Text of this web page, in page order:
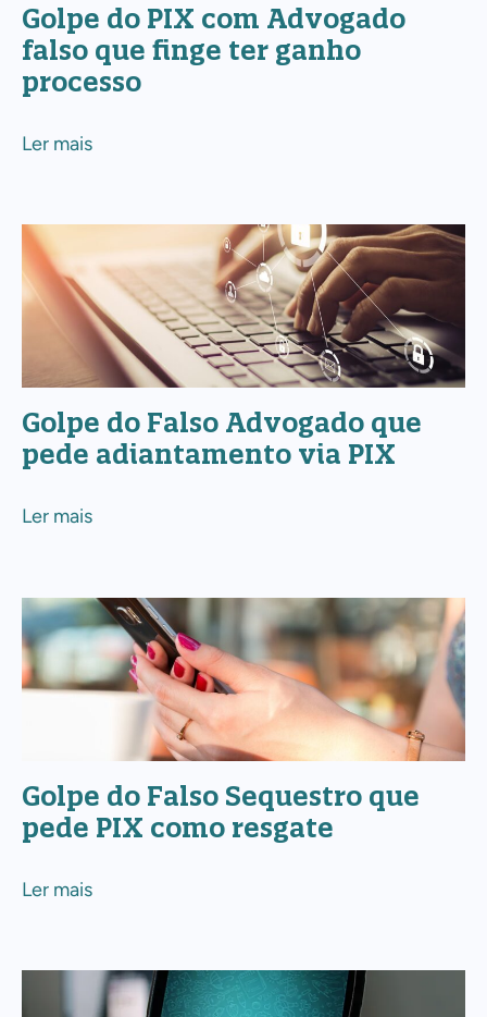
Golpe do PIX com Advogado
falso que finge ter ganho
processo
que
finge
ter
Ler mais
Golpe do Falso Advogado que
pede adiantamento via PIX
Golpe
do
Falso
Advogado
adiantamento
via
Ler mais
Golpe do Falso Sequestro que
pede PIX como resgate
Golpe
do
Falso
PIX
como
Ler mais